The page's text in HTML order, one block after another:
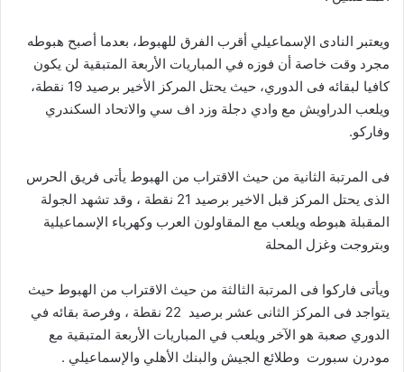
ويعتبر النادى الإسماعيلي أقرب الفرق للهبوط، بعدما أصبح هبوطه
مجرد وقت خاصة أن فوزه في المباريات الأربعة المتبقية لن يكون
كافيا لبقائه فى الدوري، حيث يحتل المركز الأخير برصيد 19 نقطة،
ويلعب الدراويش مع وادي دجلة وزد اف سي والاتحاد السكندري
وفاركو.
فى المرتبة الثانية من حيث الاقتراب من الهبوط يأتى فريق الحرس
الذى يحتل المركز قبل الاخير برصيد 21 نقطة ، وقد تشهد الجولة
المقبلة هبوطه ويلعب مع المقاولون العرب وكهرباء الإسماعيلية
وبتروجت وغزل المحلة
ويأتى فاركوا فى المرتبة الثالثة من حيث الاقتراب من الهبوط حيث
يتواجد فى المركز الثانى عشر برصيد 22 نقطة ، وفرصة بقائه في
الدوري صعبة هو الآخر ويلعب في المباريات الأربعة المتبقية مع
مودرن سبورت وطلائع الجيش والبنك الأهلي والإسماعيلي .